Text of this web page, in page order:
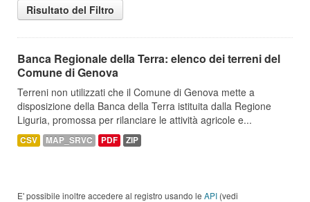
Risultato del Filtro
Banca Regionale della Terra: elenco dei terreni del
Comune di Genova
Terreni non utilizzati che il Comune di Genova mette a
disposizione della Banca della Terra istituita dalla Regione
Liguria, promossa per rilanciare le attività agricole e...
CSV MAP_SRVC PDF ZIP
E' possibile inoltre accedere al registro usando le API (vedi